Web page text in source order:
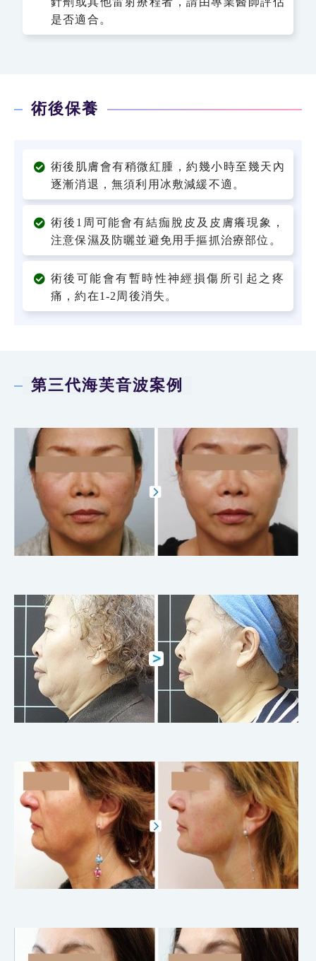
是否適合。
術後保養
術後肌膚會有稍微紅腫，約幾小時至幾天內
逐漸消退，無須利用冰敷減緩不適。
術後1周可能會有結痂脫皮及皮膚癢現象，
注意保濕及防曬並避免用手摳抓治療部位。
術後可能會有暫時性神經損傷所引起之疼
痛，約在1-2周後消失。
第三代海芙音波案例